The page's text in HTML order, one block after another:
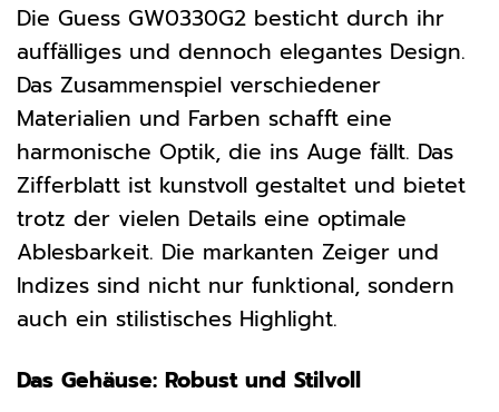
Die Guess GW0330G2 besticht durch ihr
auffälliges und dennoch elegantes Design.
Das Zusammenspiel verschiedener
Materialien und Farben schafft eine
harmonische Optik, die ins Auge fällt. Das
Zifferblatt ist kunstvoll gestaltet und bietet
trotz der vielen Details eine optimale
Ablesbarkeit. Die markanten Zeiger und
Indizes sind nicht nur funktional, sondern
auch ein stilistisches Highlight.
Das Gehäuse: Robust und Stilvoll